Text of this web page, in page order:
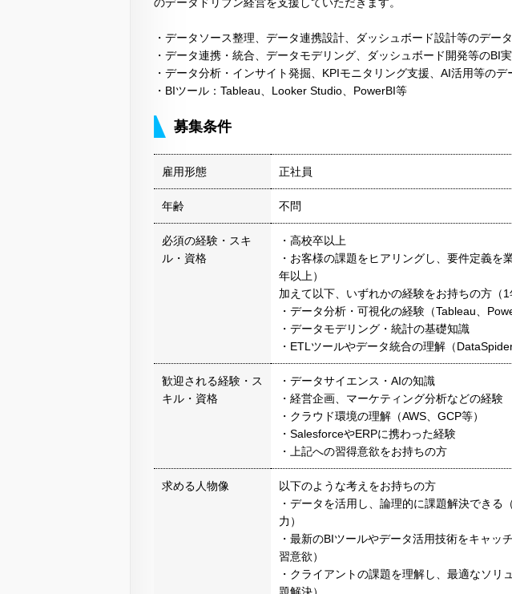
のデータドリブン経営を支援していただきます。
・データソース整理、データ連携設計、ダッシュボード設計等のデー
・データ連携・統合、データモデリング、ダッシュボード開発等のBI
・データ分析・インサイト発掘、KPIモニタリング支援、AI活用等のデ
・BIツール：Tableau、Looker Studio、PowerBI等
募集条件
雇用形態 正社員
年齢 不問
必須の経験・スキ
ル・資格
・高校卒以上
・お客様の課題をヒアリングし、要件定義を
年以上）
加えて以下、いずれかの経験をお持ちの方（1
・データ分析・可視化の経験（Tableau、
・データモデリング・統計の基礎知識
・ETLツールやデータ統合の理解（DataSpider
歓迎される経験・ス
キル・資格
・データサイエンス・AIの知識
・経営企画、マーケティング分析などの経験
・クラウド環境の理解（AWS、GCP等）
・SalesforceやERPに携わった経験
・上記への習得意欲をお持ちの方
求める人物像
以下のような考えをお持ちの方
・データを活用し、論理的に課題解決できる
力）
・最新のBIツールやデータ活用技術をキャッ
習意欲）
・クライアントの課題を理解し、最適なソリ